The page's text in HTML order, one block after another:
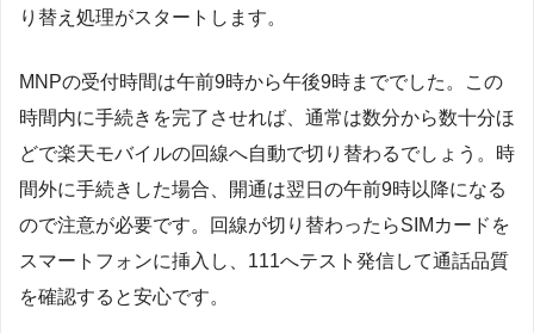
り替え処理がスタートします。
MNPの受付時間は午前9時から午後9時まででした。この
時間内に手続きを完了させれば、通常は数分から数十分ほ
どで楽天モバイルの回線へ自動で切り替わるでしょう。時
間外に手続きした場合、開通は翌日の午前9時以降になる
ので注意が必要です。回線が切り替わったらSIMカードを
スマートフォンに挿入し、111へテスト発信して通話品質
を確認すると安心です。